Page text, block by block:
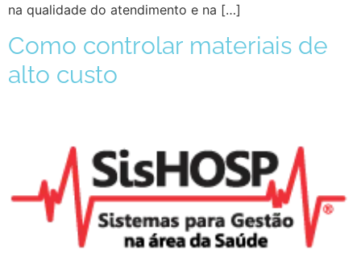
na qualidade do atendimento e na […]
Como controlar materiais de
alto custo